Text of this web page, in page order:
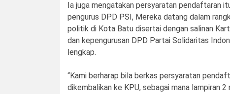
Ia juga mengatakan persyaratan pendaftaran
pengurus DPD PSI, Mereka datang dalam
politik di Kota Batu disertai dengan salinan
dan kepengurusan DPD Partai Solidaritas
lengkap.
“Kami berharap bila berkas persyaratan
dikembalikan ke KPU, sebagai mana lampiran 2